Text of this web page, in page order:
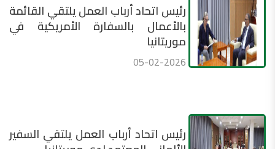
رئيس اتحاد أرباب العمل يلتقي القائمة
بالأعمال بالسفارة الأمريكية في
موريتانيا
05-02-2026
رئيس اتحاد أرباب العمل يلتقي السفير